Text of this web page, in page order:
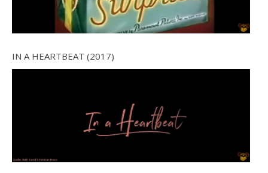
IN A HEARTBEAT (2017)